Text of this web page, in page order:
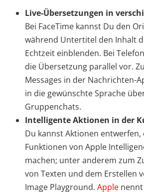
Live-Übersetzungen in
Bei FaceTime kannst Du den
während Untertitel den Inhalt
Echtzeit einblenden. Bei
die Übersetzung parallel vor.
Messages in der Nachrichten-
in die gewünschte Sprache
Gruppenchats.
Intelligente Aktionen in der
Du kannst Aktionen entwerfen,
Funktionen von Apple
machen; unter anderem zum
von Texten und dem Erstellen
Image Playground. Apple